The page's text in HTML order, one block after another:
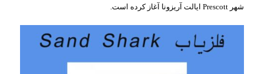
شهر Prescott ایالت آریزونا آغاز کرده است.